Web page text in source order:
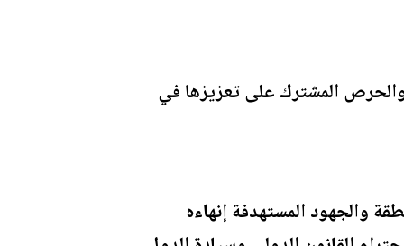
والحرص المشترك على تعزيزها في
والجهود المستهدفة إنهاءه